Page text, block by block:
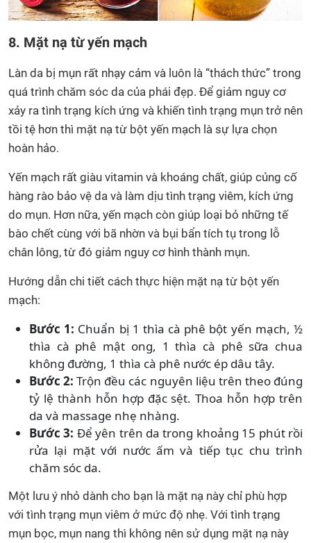
8. Mặt nạ từ yến mạch
Làn da bị mụn rất nhạy cảm và luôn là “thách thức” trong
quá trình chăm sóc da của phái đẹp. Để giảm nguy cơ
xảy ra tình trạng kích ứng và khiến tình trạng mụn trở nên
tồi tệ hơn thì mặt nạ từ bột yến mạch là sự lựa chọn
hoàn hảo.
Yến mạch rất giàu vitamin và khoáng chất, giúp củng cố
hàng rào bảo vệ da và làm dịu tình trạng viêm, kích ứng
do mụn. Hơn nữa, yến mạch còn giúp loại bỏ những tế
bào chết cùng với bã nhờn và bụi bẩn tích tụ trong lỗ
chân lông, từ đó giảm nguy cơ hình thành mụn.
Hướng dẫn chi tiết cách thực hiện mặt nạ từ bột yến
mạch:
Bước 1: Chuẩn bị 1 thìa cà phê bột yến mạch, ½
thìa cà phê mật ong, 1 thìa cà phê sữa chua
không đường, 1 thìa cà phê nước ép dâu tây.
Bước 2: Trộn đều các nguyên liệu trên theo đúng
tỷ lệ thành hỗn hợp đặc sệt. Thoa hỗn hợp trên
da và massage nhẹ nhàng.
Bước 3: Để yên trên da trong khoảng 15 phút rồi
rửa lại mặt với nước ấm và tiếp tục chu trình
chăm sóc da.
Một lưu ý nhỏ dành cho bạn là mặt nạ này chỉ phù hợp
với tình trạng mụn viêm ở mức độ nhẹ. Với tình trạng
mụn bọc, mụn nang thì không nên sử dụng mặt nạ này